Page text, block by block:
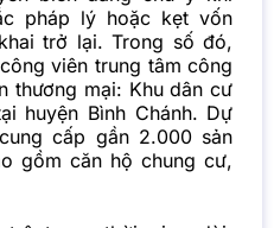
pháp lý hoặc kẹt vốn
trở lại. Trong số đó,
viên trung tâm công
thương mại: Khu dân cư
huyện Bình Chánh. Dự
cấp gần 2.000 sản
gồm căn hộ chung cư,